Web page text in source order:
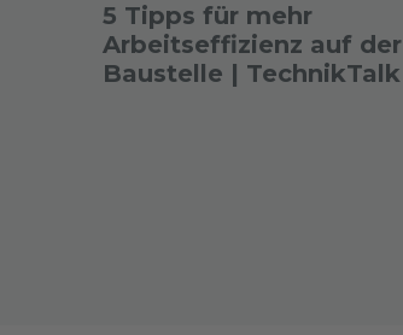
5 Tipps für mehr
Arbeitseffizienz auf der
Baustelle | TechnikTalk